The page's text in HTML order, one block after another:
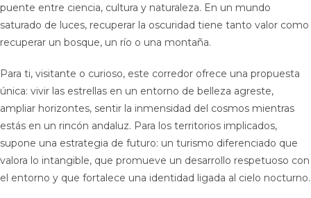
puente entre ciencia, cultura y naturaleza. En un mundo
saturado de luces, recuperar la oscuridad tiene tanto valor como
recuperar un bosque, un río o una montaña.
Para ti, visitante o curioso, este corredor ofrece una propuesta
única: vivir las estrellas en un entorno de belleza agreste,
ampliar horizontes, sentir la inmensidad del cosmos mientras
estás en un rincón andaluz. Para los territorios implicados,
supone una estrategia de futuro: un turismo diferenciado que
valora lo intangible, que promueve un desarrollo respetuoso con
el entorno y que fortalece una identidad ligada al cielo nocturno.